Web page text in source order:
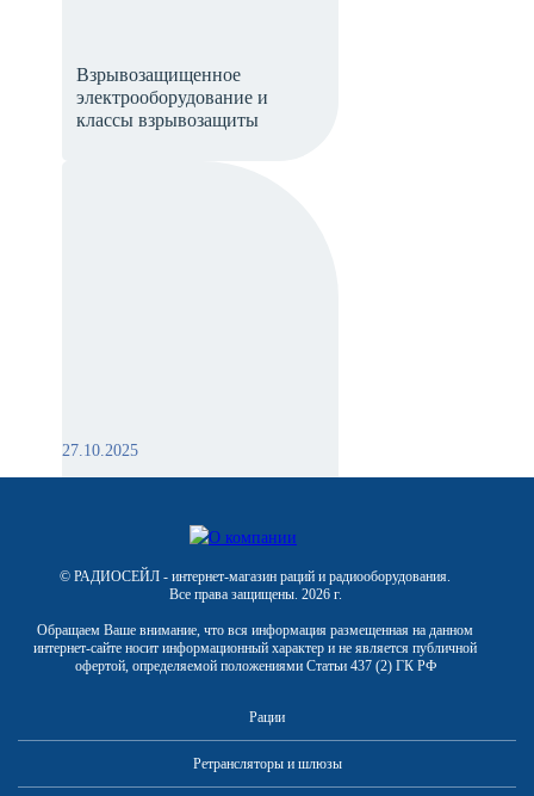
Взрывозащищенное
электрооборудование и
классы взрывозащиты
27.10.2025
Радиостанции с большим
выбрать, рейтинг лучших
© РАДИОСЕЙЛ - интернет-магазин раций и радиооборудования.
Все права защищены. 2026 г.
Обращаем Ваше внимание, что вся информация размещенная на данном
интернет-сайте носит информационный характер и не является публичной
офертой, определяемой положениями Статьи 437 (2) ГК РФ
Рации
Ретрансляторы и шлюзы